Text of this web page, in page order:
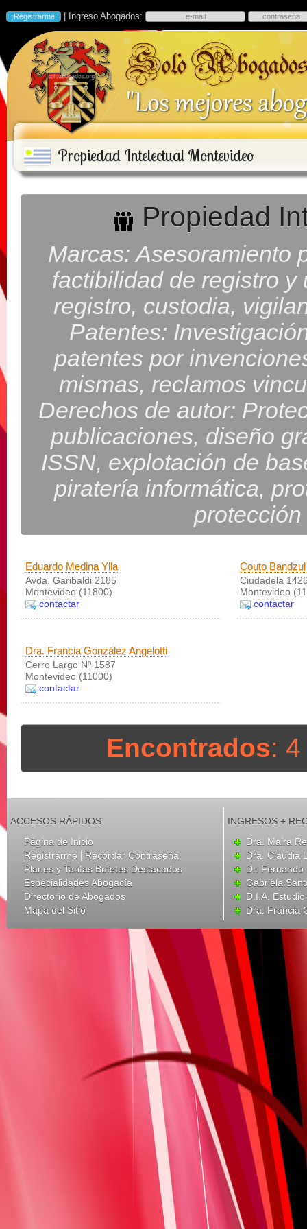
| Ingreso Abogados:
Propiedad Intelectual Montevideo
Propiedad
Marcas: Asesoramiento
factibilidad de registro
registro, custodia,
Patentes:
patentes por
mismas, reclamos
Derechos de autor:
publicaciones, diseño
ISSN, explotación de
piratería informática,
Eduardo Medina Ylla
Avda. Garibaldi 2185
Montevideo (11800)
contactar
Couto
Ciudadela
Montevideo
contactar
Dra. Francia González Angelotti
Cerro Largo Nº 1587
Montevideo (11000)
contactar
Encontrados:
ACCESOS RÁPIDOS
Página de Inicio
Registrarme | Recordar Contraseña
Planes y Tarifas Bufetes Destacados
Especialidades Abogacía
Directorio de Abogados
Mapa del Sitio
INGRESOS +
Dra. Maira
Dra. Claudia
Dr. Fernando
Gabriela
D.I.A.
Dra. Francia